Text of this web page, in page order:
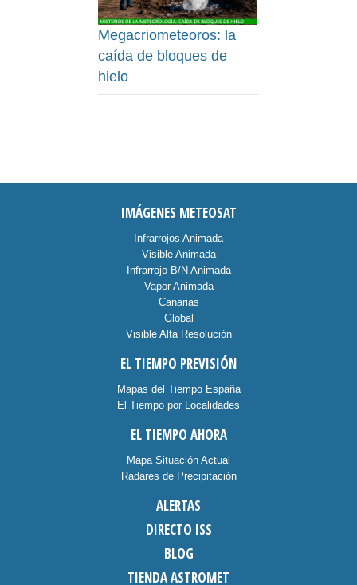
Megacriometeoros: la
caída de bloques de
hielo
IMÁGENES METEOSAT
Infrarrojos Animada
Visible Animada
Infrarrojo B/N Animada
Vapor Animada
Canarias
Global
Visible Alta Resolución
EL TIEMPO PREVISIÓN
Mapas del Tiempo España
El Tiempo por Localidades
EL TIEMPO AHORA
Mapa Situación Actual
Radares de Precipitación
ALERTAS
DIRECTO ISS
BLOG
TIENDA ASTROMET